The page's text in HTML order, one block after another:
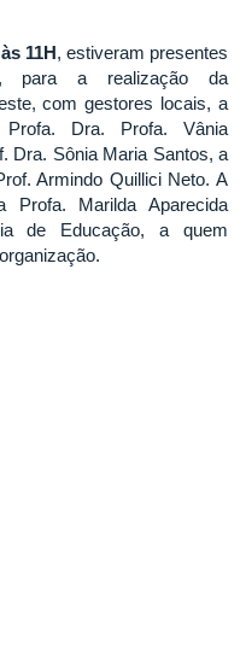
11H, estiveram presentes
para a realização da
com gestores locais, a
Dra. Profa. Vânia
Dra. Sônia Maria Santos, a
Armindo Quillici Neto. A
Marilda Aparecida
de Educação, a quem